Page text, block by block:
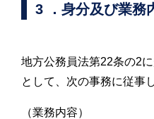
3 ．身分及び業務
地方公務員法第22条の2
として、次の事務に従事
（業務内容）